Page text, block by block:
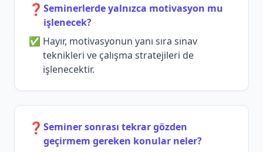
❓ Seminerlerde yalnızca motivasyon mu
işlenecek?
Hayır, motivasyonun yanı sıra sınav
teknikleri ve çalışma stratejileri de
işlenecektir.
❓ Seminer sonrası tekrar gözden
geçirmem gereken konular neler?